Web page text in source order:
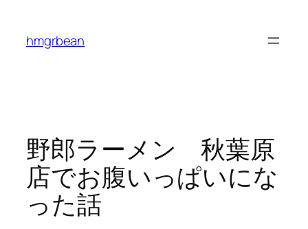
hmgrbean
野郎ラーメン 秋葉原
店でお腹いっぱいにな
った話